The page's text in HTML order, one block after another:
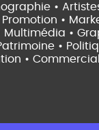
•
•
•
•
•